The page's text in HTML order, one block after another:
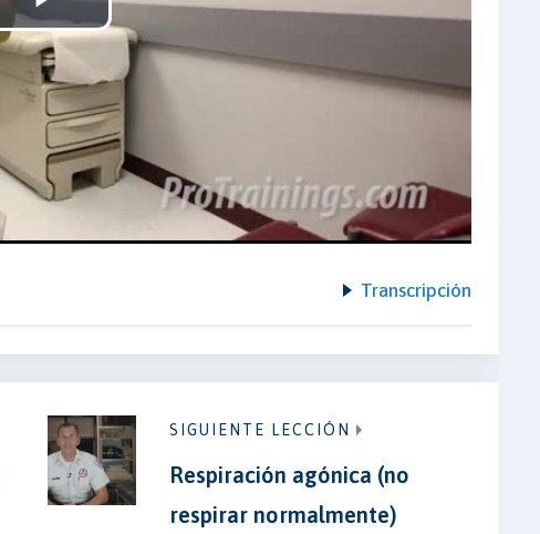
Play
Video
Transcripción
SIGUIENTE LECCIÓN
Respiración agónica (no
respirar normalmente)